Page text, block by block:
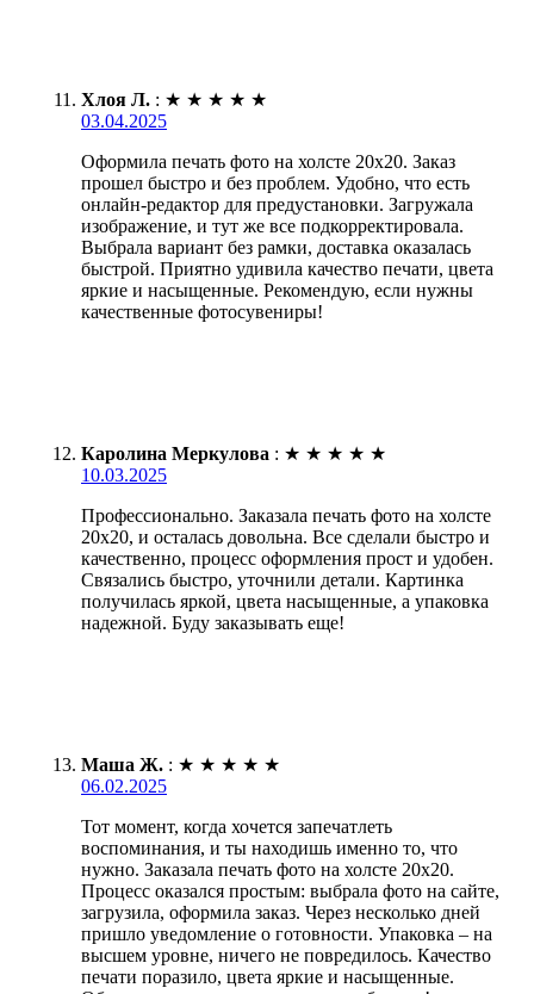
Хлоя Л. : ★ ★ ★ ★ ★
03.04.2025
Оформила печать фото на холсте 20х20. Заказ
прошел быстро и без проблем. Удобно, что есть
онлайн-редактор для предустановки. Загружала
изображение, и тут же все подкорректировала.
Выбрала вариант без рамки, доставка оказалась
быстрой. Приятно удивила качество печати, цвета
яркие и насыщенные. Рекомендую, если нужны
качественные фотосувениры!
Каролина Меркулова : ★ ★ ★ ★ ★
10.03.2025
Профессионально. Заказала печать фото на холсте
20х20, и осталась довольна. Все сделали быстро и
качественно, процесс оформления прост и удобен.
Связались быстро, уточнили детали. Картинка
получилась яркой, цвета насыщенные, а упаковка
надежной. Буду заказывать еще!
Маша Ж. : ★ ★ ★ ★ ★
06.02.2025
Тот момент, когда хочется запечатлеть
воспоминания, и ты находишь именно то, что
нужно. Заказала печать фото на холсте 20х20.
Процесс оказался простым: выбрала фото на сайте,
загрузила, оформила заказ. Через несколько дней
пришло уведомление о готовности. Упаковка – на
высшем уровне, ничего не повредилось. Качество
печати поразило, цвета яркие и насыщенные.